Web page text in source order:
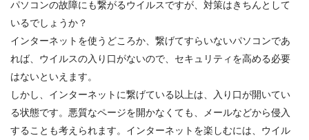
パソコンの故障にも繋がるウイルスですが、対策はきちんとして
いるでしょうか？
インターネットを使うどころか、繋げてすらいないパソコンであ
れば、ウイルスの入り口がないので、セキュリティを高める必要
はないといえます。
しかし、インターネットに繋げている以上は、入り口が開いてい
る状態です。悪質なページを開かなくても、メールなどから侵入
することも考えられます。インターネットを楽しむには、ウイル